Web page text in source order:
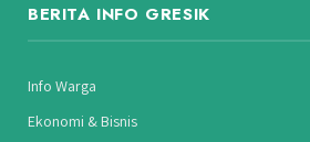
BERITA INFO GRESIK
Info Warga
Ekonomi & Bisnis